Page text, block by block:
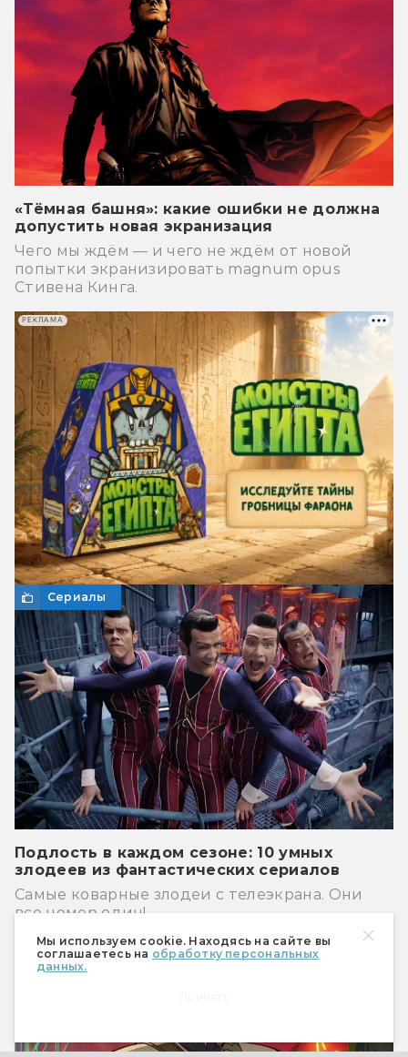
Мы используем cookie. Находясь на сайте вы
соглашаетесь на обработку персональных
данных.
«Тёмная башня»: какие ошибки не должна
допустить новая экранизация
Чего мы ждём — и чего не ждём от новой
попытки экранизировать magnum opus
Стивена Кинга.
Сериалы
Подлость в каждом сезоне: 10 умных
злодеев из фантастических сериалов
Самые коварные злодеи с телеэкрана. Они
все номер один!
Сериалы
РЕКЛАМА